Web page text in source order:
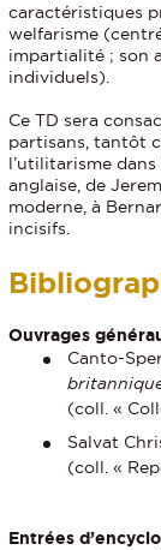
caractéristiques
welfarisme
impartialité ; son
individuels).
Ce TD sera
partisans, tantôt
l’utilitarisme
anglaise, de
moderne, à
incisifs.
Ouvrages
Canto-
(coll. «
Salvat
(coll. «
Entrées